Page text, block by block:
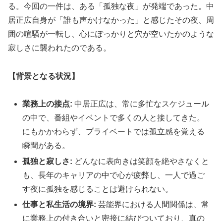
る。今回の一件は、ある「孤独な夜」が発端であった。中
居正広自身が「誰も声かけなかった」と感じたその夜、周
囲の喧騒が一転し、心にぽっかりと穴が空いたかのような
寂しさに襲われたのである。
【背景となる状況】
業務上の接点: 中居正広は、常に多忙なスケジュール
の中で、番組やイベントで多くの人と接してきた。
にもかかわらず、プライベートでは孤立感を覚える
瞬間がある。
孤独と寂しさ: どんなに表向きは笑顔を絶やさなくと
も、長年のキャリアの中で心が疲弊し、一人で過ご
す夜に孤独を感じることは避けられない。
仕事と私生活の境界: 芸能界における人間関係は、常
に業務上の付き合いと密接に結びついており、真の